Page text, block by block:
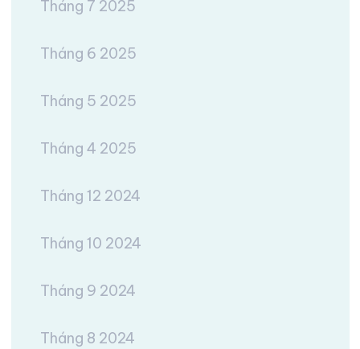
Tháng 7 2025
Tháng 6 2025
Tháng 5 2025
Tháng 4 2025
Tháng 12 2024
Tháng 10 2024
Tháng 9 2024
Tháng 8 2024